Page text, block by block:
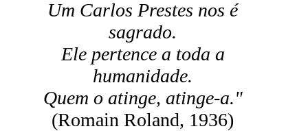
Um Carlos Prestes nos é
sagrado.
Ele pertence a toda a
humanidade.
Quem o atinge, atinge-a."
(Romain Roland, 1936)